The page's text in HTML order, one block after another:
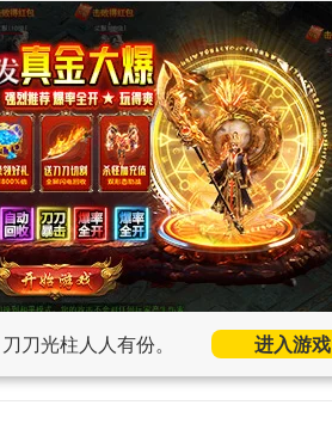
刀光柱人人有份。 进入游戏